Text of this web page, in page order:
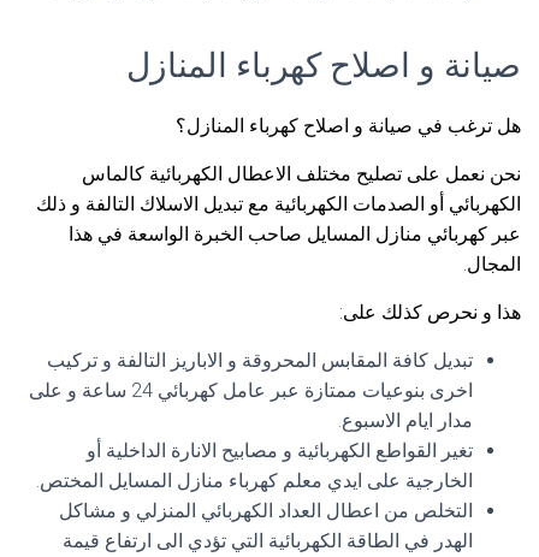
صيانة و اصلاح كهرباء المنازل
هل ترغب في صيانة و اصلاح كهرباء المنازل؟
نحن نعمل على تصليح مختلف الاعطال الكهربائية كالماس
الكهربائي أو الصدمات الكهربائية مع تبديل الاسلاك التالفة و ذلك
عبر كهربائي منازل المسايل صاحب الخبرة الواسعة في هذا
المجال.
هذا و نحرص كذلك على:
تبديل كافة المقابس المحروقة و الاباريز التالفة و تركيب
اخرى بنوعيات ممتازة عبر عامل كهربائي 24 ساعة و على
مدار ايام الاسبوع.
تغير القواطع الكهربائية و مصابيح الانارة الداخلية أو
الخارجية على ايدي معلم كهرباء منازل المسايل المختص.
التخلص من اعطال العداد الكهربائي المنزلي و مشاكل
الهدر في الطاقة الكهربائية التي تؤدي الى ارتفاع قيمة